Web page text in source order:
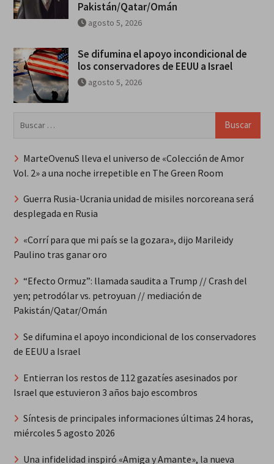
Pakistán/Qatar/Omán
agosto 5, 2026
Se difumina el apoyo incondicional de
los conservadores de EEUU a Israel
agosto 5, 2026
MarteOvenuS lleva el universo de «Colección de Amor
Vol. 2» a una noche irrepetible en The Green Room
Guerra Rusia-Ucrania unidad de misiles norcoreana será
desplegada en Rusia
«Corrí para que mi país se la gozara», dijo Marileidy
Paulino tras ganar oro
“Efecto Ormuz”: llamada saudita a Trump // Crash del
yen; petrodólar vs. petroyuan // mediación de
Pakistán/Qatar/Omán
Se difumina el apoyo incondicional de los conservadores
de EEUU a Israel
Entierran los restos de 112 gazatíes asesinados por
Israel que estuvieron 3 años bajo escombros
Síntesis de principales informaciones últimas 24 horas,
miércoles 5 agosto 2026
Una infidelidad inspiró «Amiga y Amante», la nueva